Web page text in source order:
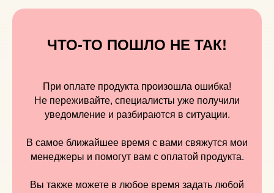
ЧТО-ТО ПОШЛО НЕ ТАК!
При оплате продукта произошла ошибка!
Не переживайте, специалисты уже получили
уведомление и разбираются в ситуации.
В самое ближайшее время с вами свяжутся мои
менеджеры и помогут вам с оплатой продукта.
Вы также можете в любое время задать любой